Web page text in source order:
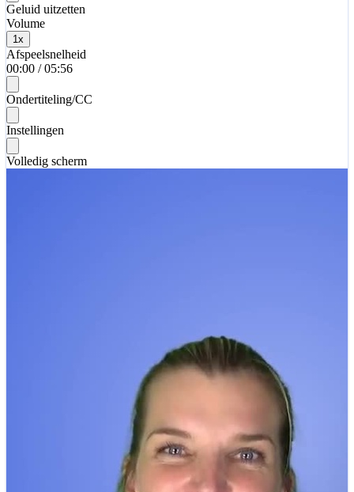
Geluid uitzetten
Volume
1 x
Afspeelsnelheid
00:00 / 05:56
Ondertiteling/CC
Instellingen
Volledig scherm